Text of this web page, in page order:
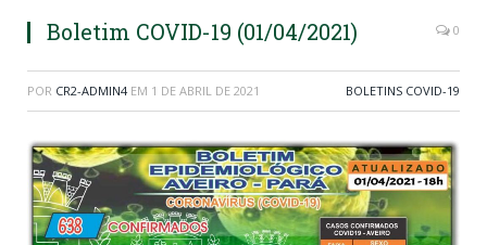
Boletim COVID-19 (01/04/2021) 0
POR CR2-ADMIN4 EM 1 DE ABRIL DE 2021 BOLETINS COVID-19